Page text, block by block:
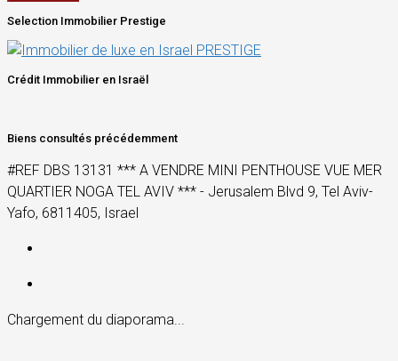
Selection Immobilier Prestige
Crédit Immobilier en Israël
Biens consultés précédemment
#REF DBS 13131 *** A VENDRE MINI PENTHOUSE VUE MER
QUARTIER NOGA TEL AVIV *** - Jerusalem Blvd 9, Tel Aviv-
Yafo, 6811405, Israel
Chargement du diaporama...